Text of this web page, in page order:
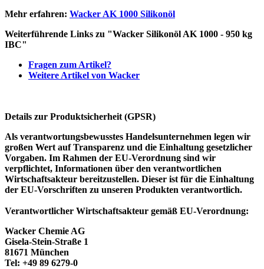
Mehr erfahren: Wacker AK 1000 Silikonöl
Weiterführende Links zu "Wacker Silikonöl AK 1000 - 950 kg
IBC"
Fragen zum Artikel?
Weitere Artikel von Wacker
Details zur Produktsicherheit (GPSR)
Als verantwortungsbewusstes Handelsunternehmen legen wir
großen Wert auf Transparenz und die Einhaltung gesetzlicher
Vorgaben. Im Rahmen der EU-Verordnung sind wir
verpflichtet, Informationen über den verantwortlichen
Wirtschaftsakteur bereitzustellen. Dieser ist für die Einhaltung
der EU-Vorschriften zu unseren Produkten verantwortlich.
Verantwortlicher Wirtschaftsakteur gemäß EU-Verordnung:
Wacker Chemie AG
Gisela-Stein-Straße 1
81671 München
Tel: +49 89 6279-0